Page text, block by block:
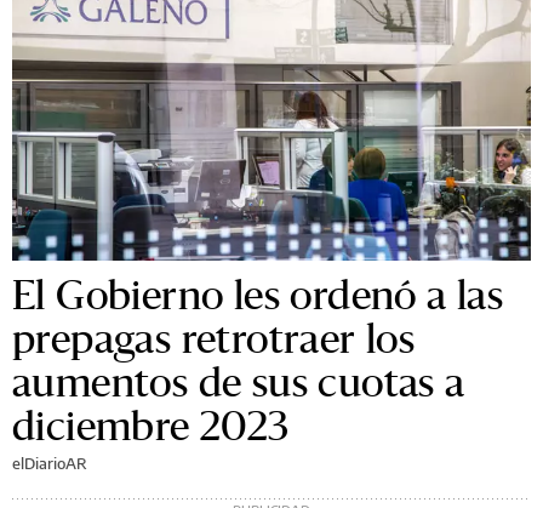
El Gobierno les ordenó a las
prepagas retrotraer los
aumentos de sus cuotas a
diciembre 2023
elDiarioAR